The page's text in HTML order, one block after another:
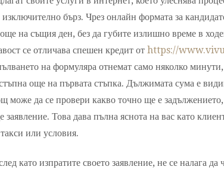
бърз. Чрез онлайн формата за
на същия ден, без да губите излишно време в
се отличава спешен кредит от https://
на формуляра отнемат само няколко
още на първата стъпка. Дължимата сума е
може да се провери какво точно ще е
заявление. Това дава пълна яснота на вас като
или условия.
като изпратите своето заявление, не се налага да